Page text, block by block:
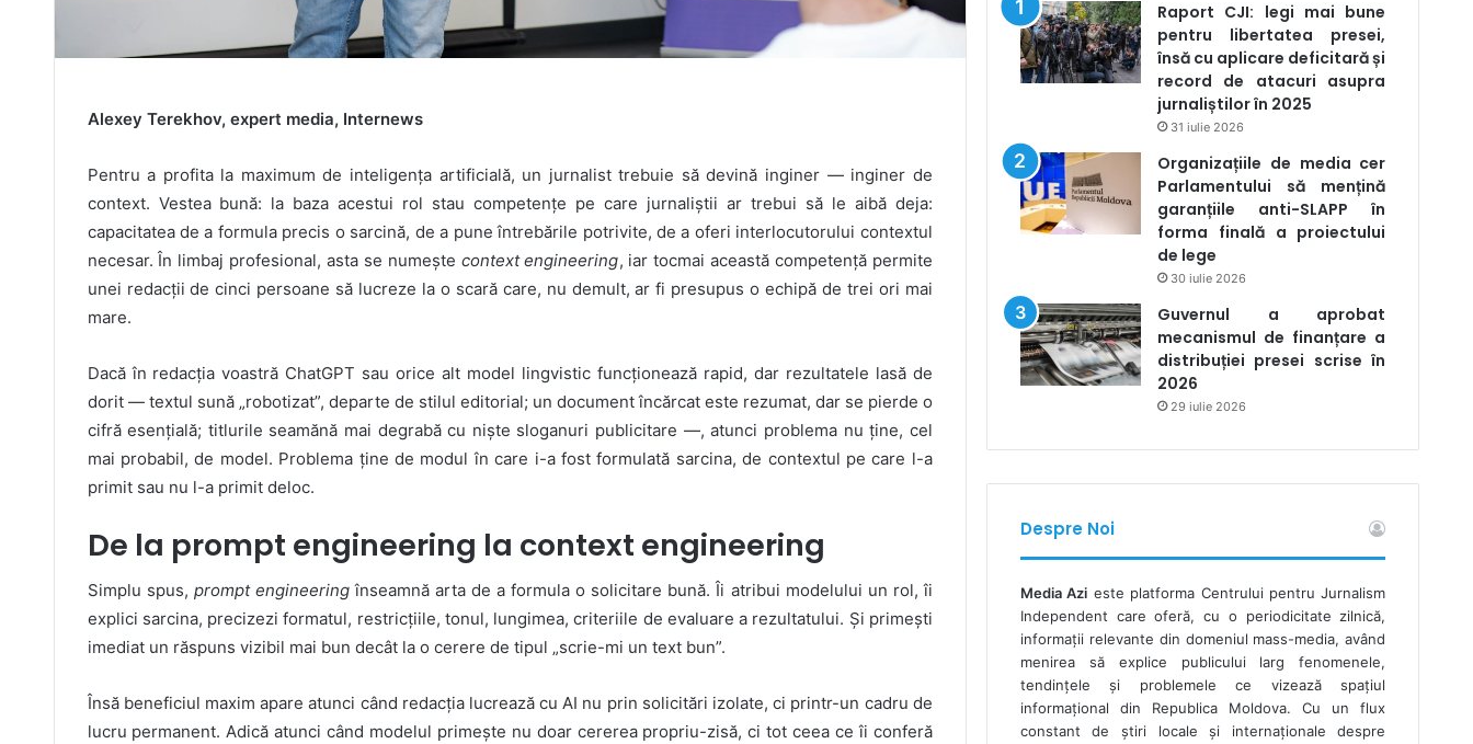
Alexey Terekhov, expert media, Internews
Pentru a profita la maximum de inteligența artificială, un jurnalist trebuie să devină inginer — inginer de
context. Vestea bună: la baza acestui rol stau competențe pe care jurnaliștii ar trebui să le aibă deja:
capacitatea de a formula precis o sarcină, de a pune întrebările potrivite, de a oferi interlocutorului contextul
necesar. În limbaj profesional, asta se numește context engineering, iar tocmai această competență permite
unei redacții de cinci persoane să lucreze la o scară care, nu demult, ar fi presupus o echipă de trei ori mai
mare.
Dacă în redacția voastră ChatGPT sau orice alt model lingvistic funcționează rapid, dar rezultatele lasă de
dorit — textul sună „robotizat”, departe de stilul editorial; un document încărcat este rezumat, dar se pierde o
cifră esențială; titlurile seamănă mai degrabă cu niște sloganuri publicitare —, atunci problema nu ține, cel
mai probabil, de model. Problema ține de modul în care i-a fost formulată sarcina, de contextul pe care l-a
primit sau nu l-a primit deloc.
De la prompt engineering la context engineering
Simplu spus, prompt engineeringînseamnă arta de a formula o solicitare bună. Îi atribui modelului un rol, îi
explici sarcina, precizezi formatul, restricțiile, tonul, lungimea, criteriile de evaluare a rezultatului. Și primești
imediat un răspuns vizibil mai bun decât la o cerere de tipul „scrie-mi un text bun”.
Însă beneficiul maxim apare atunci când redacția lucrează cu AI nu prin solicitări izolate, ci printr-un cadru de
lucru permanent. Adică atunci când modelul primește nu doar cererea propriu-zisă, ci tot ceea ce îi conferă
Raport CJI: legi mai bune
pentru libertatea presei,
însă cu aplicare deficitară și
record de atacuri asupra
jurnaliștilor în 2025
31 iulie 2026
Organizațiile de media cer
Parlamentului să mențină
garanțiile anti-SLAPP în
forma finală a proiectului
de lege
30 iulie 2026
Guvernul a aprobat
mecanismul de finanțare a
distribuției presei scrise în
2026
29 iulie 2026
Despre Noi
Media Azi este platforma Centrului pentru Jurnalism
Independent care oferă, cu o periodicitate zilnică,
informații relevante din domeniul mass-media, având
menirea să explice publicului larg fenomenele,
tendințele și problemele ce vizează spațiul
informațional din Republica Moldova. Cu un flux
constant de ştiri locale şi internaţionale despre